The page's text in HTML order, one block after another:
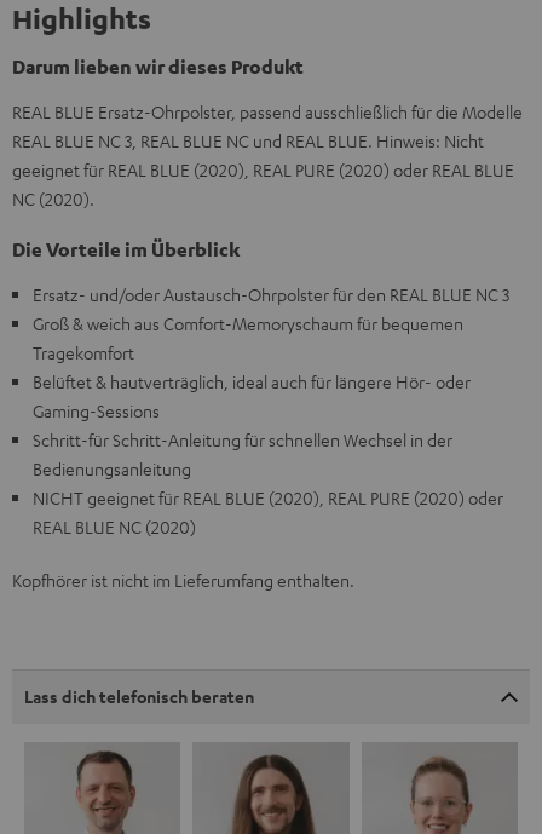
Highlights
Darum lieben wir dieses Produkt
REAL BLUE Ersatz-Ohrpolster, passend ausschließlich für die Modelle
REAL BLUE NC 3, REAL BLUE NC und REAL BLUE. Hinweis: Nicht
geeignet für REAL BLUE (2020), REAL PURE (2020) oder REAL BLUE
NC (2020).
Die Vorteile im Überblick
Ersatz- und/oder Austausch-Ohrpolster für den REAL BLUE NC 3
Groß & weich aus Comfort-Memoryschaum für bequemen
Tragekomfort
Belüftet & hautverträglich, ideal auch für längere Hör- oder
Gaming-Sessions
Schritt-für Schritt-Anleitung für schnellen Wechsel in der
Bedienungsanleitung
NICHT geeignet für REAL BLUE (2020), REAL PURE (2020) oder
REAL BLUE NC (2020)
Kopfhörer ist nicht im Lieferumfang enthalten.
Lass dich telefonisch beraten